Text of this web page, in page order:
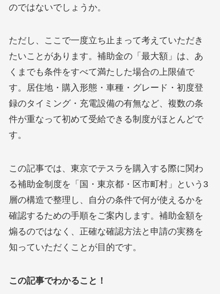
のではないでしょうか。
ただし、ここで一度立ち止まって考えていただき
たいことがあります。補助金の「最大額」は、あ
くまでも条件をすべて満たした場合の上限値で
す。居住地・購入形態・車種・グレード・初度登
録のタイミング・充電設備の有無など、複数の条
件が重なって初めて受給できる制度がほとんどで
す。
この記事では、東京でテスラを購入する際に関わ
る補助金制度を「国・東京都・区市町村」という3
層の構造で整理し、自分の条件で何が使えるかを
確認するための手順をご案内します。補助金額を
煽るのではなく、正確な確認方法と申請の実務を
知っていただくことが目的です。
この記事でわかること！